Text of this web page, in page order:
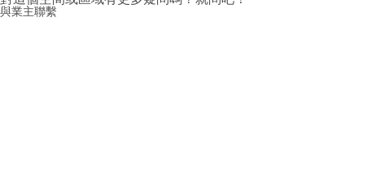
與業主聯繫